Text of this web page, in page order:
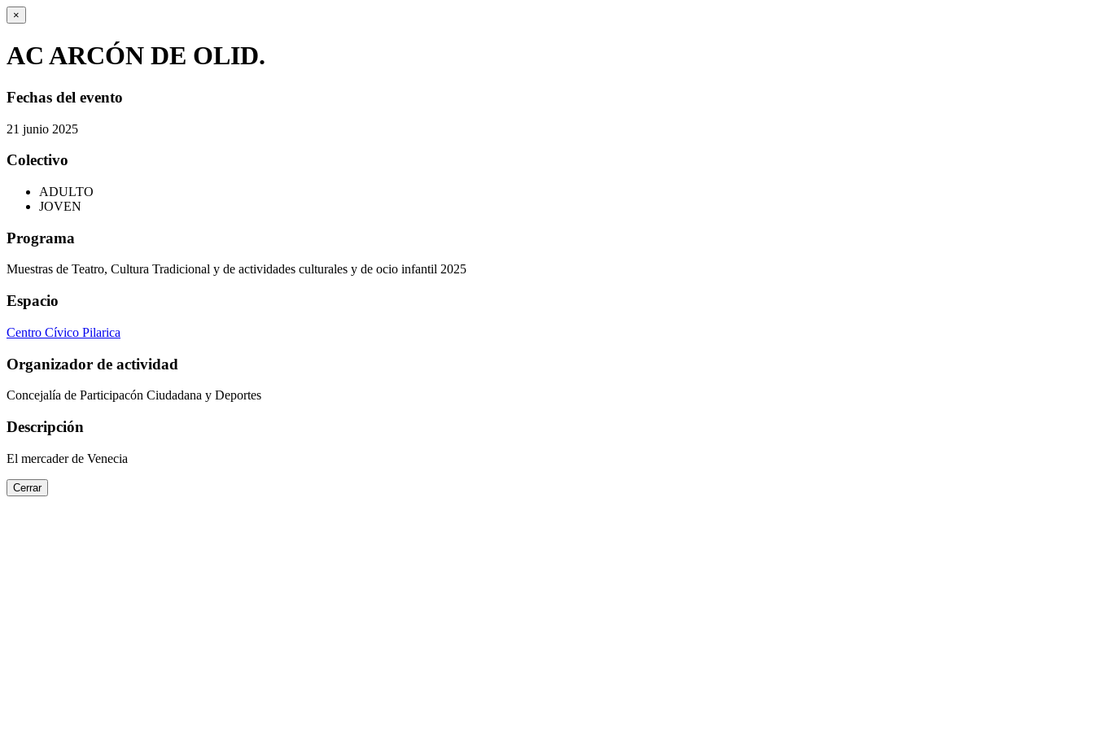
×
AC ARCÓN DE OLID.
Fechas del evento
21 junio 2025
Colectivo
ADULTO
JOVEN
Programa
Muestras de Teatro, Cultura Tradicional y de actividades culturales y de ocio infantil 2025
Espacio
Centro Cívico Pilarica
Organizador de actividad
Concejalía de Participacón Ciudadana y Deportes
Descripción
El mercader de Venecia
Cerrar